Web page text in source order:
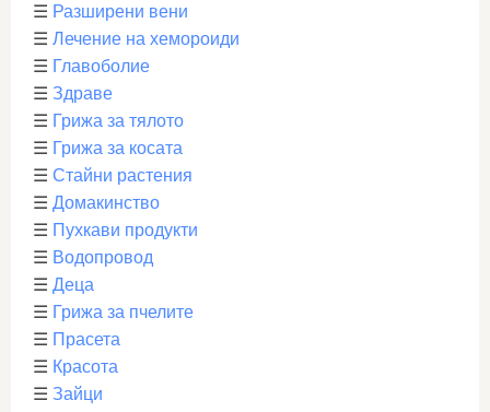
☰ Разширени вени
☰ Лечение на хемороиди
☰ Главоболие
☰ Здраве
☰ Грижа за тялото
☰ Грижа за косата
☰ Стайни растения
☰ Домакинство
☰ Пухкави продукти
☰ Водопровод
☰ Деца
☰ Грижа за пчелите
☰ Прасета
☰ Красота
☰ Зайци